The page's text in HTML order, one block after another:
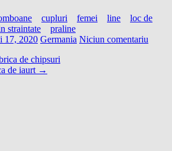
cupluri femei line
loc de
straintate
praline
17, 2020 Germania Niciun comentariu
de chipsuri
de iaurt →